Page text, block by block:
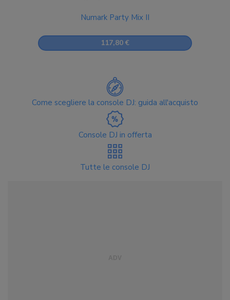
Numark Party Mix II
117,80 €
Come scegliere la console DJ: guida all'acquisto
Console DJ in offerta
Tutte le console DJ